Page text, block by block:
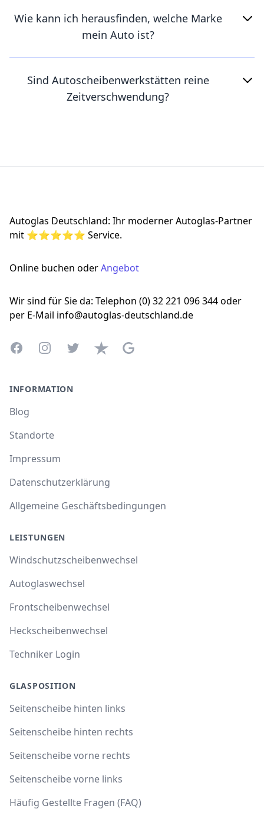
Wie kann ich herausfinden, welche Marke
mein Auto ist?
Sind Autoscheibenwerkstätten reine
Zeitverschwendung?
Autoglas Deutschland: Ihr moderner Autoglas-Partner
mit ⭐⭐⭐⭐⭐ Service.
Online buchen oderAngebot
Wir sind für Sie da: Telephon (0) 32 221 096 344 oder
per E-Mail info@autoglas-deutschland.de
FacebookInstagramTwitterTrustpilotGoogle Business Profile
INFORMATION
Blog
Standorte
Impressum
Datenschutzerklärung
Allgemeine Geschäftsbedingungen
LEISTUNGEN
Windschutzscheibenwechsel
Autoglaswechsel
Frontscheibenwechsel
Heckscheibenwechsel
Techniker Login
GLASPOSITION
Seitenscheibe hinten links
Seitenscheibe hinten rechts
Seitenscheibe vorne rechts
Seitenscheibe vorne links
Häufig Gestellte Fragen (FAQ)